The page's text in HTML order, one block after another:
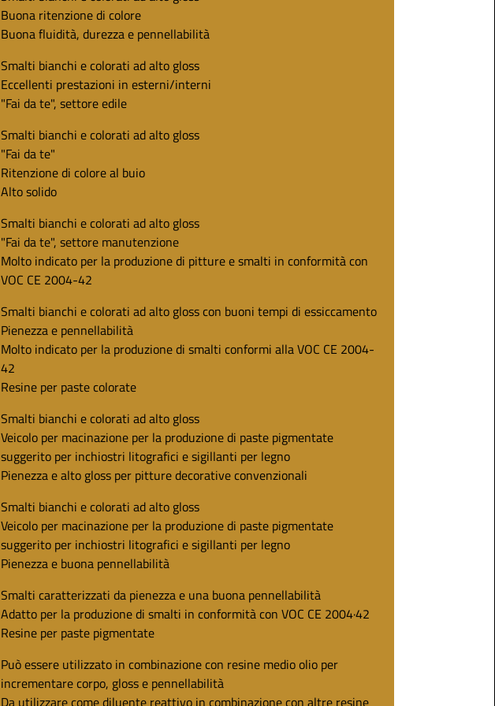
Buona ritenzione di colore
Buona fluidità, durezza e pennellabilità
Smalti bianchi e colorati ad alto gloss
Eccellenti prestazioni in esterni/interni
"Fai da te", settore edile
Smalti bianchi e colorati ad alto gloss
"Fai da te"
Ritenzione di colore al buio
Alto solido
Smalti bianchi e colorati ad alto gloss
"Fai da te", settore manutenzione
Molto indicato per la produzione di pitture e smalti in conformità con
VOC CE 2004-42
Smalti bianchi e colorati ad alto gloss con buoni tempi di essiccamento
Pienezza e pennellabilità
Molto indicato per la produzione di smalti conformi alla VOC CE 2004-
42
Resine per paste colorate
Smalti bianchi e colorati ad alto gloss
Veicolo per macinazione per la produzione di paste pigmentate
suggerito per inchiostri litografici e sigillanti per legno
Pienezza e alto gloss per pitture decorative convenzionali
Smalti bianchi e colorati ad alto gloss
Veicolo per macinazione per la produzione di paste pigmentate
suggerito per inchiostri litografici e sigillanti per legno
Pienezza e buona pennellabilità
Smalti caratterizzati da pienezza e una buona pennellabilità
Adatto per la produzione di smalti in conformità con VOC CE 2004·42
Resine per paste pigmentate
Può essere utilizzato in combinazione con resine medio olio per
incrementare corpo, gloss e pennellabilità
Da utilizzare come diluente reattivo in combinazione con altre resine